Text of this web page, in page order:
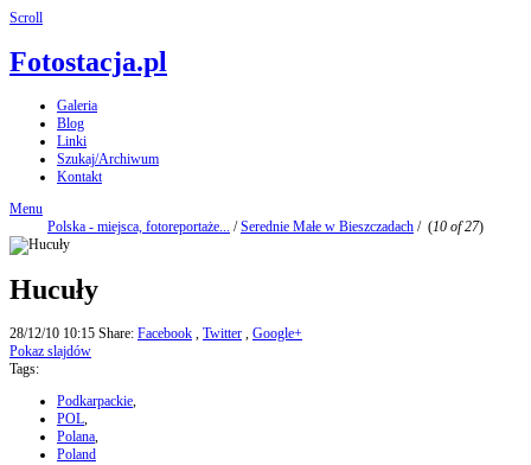
Scroll
Fotostacja.pl
Galeria
Blog
Linki
Szukaj/Archiwum
Kontakt
Menu
Polska - miejsca, fotoreportaże... /Serednie Małe w Bieszczadach / (10 of 27)
Hucuły
28/12/10 10:15 Share: Facebook , Twitter , Google+
Pokaz slajdów
Tags:
Podkarpackie,
POL,
Polana,
Poland